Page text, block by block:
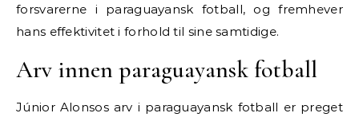
forsvarerne i paraguayansk fotball, og fremhever
hans effektivitet i forhold til sine samtidige.
Arv innen paraguayansk fotball
Júnior Alonsos arv i paraguayansk fotball er preget